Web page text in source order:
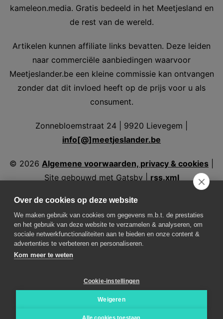
kameleon.media. Gratis bedeeld in het Meetjesland en
de rest van de wereld.
Artikelen kunnen affiliate links bevatten. Deze leiden
naar commerciële aanbiedingen waarvoor
Meetjeslander.be een kleine commissie kan ontvangen
zonder dat dit invloed heeft op de prijs voor u als
consument.
Zonnebloemstraat 24 | 9920 Lievegem |
info[@]meetjeslander.be
© 2026 Algemene voorwaarden, privacy & cookies
Site gebouwd met Gatsby | rss.xml
Volg ons
Weer in Maldegem
Weer in Sint-Laureins
Over de cookies op deze website
We maken gebruik van cookies om gegevens m.b.t. de prestaties
en het gebruik van deze website te verzamelen & analyseren, om
sociale netwerkfunctionaliteiten aan te bieden en onze content &
advertenties te verbeteren en personaliseren.
Kom meer te weten
Cookie-instellingen
Weigeren
Alle cookies toestaan